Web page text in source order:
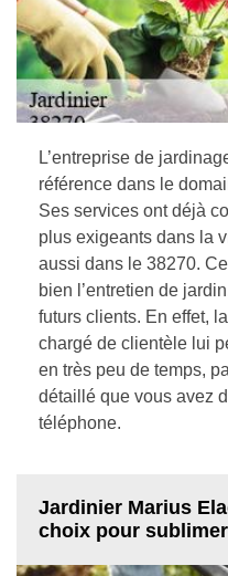
L’entreprise de
référence dans le
Ses services ont déjà
plus exigeants dans la
aussi dans le 38270.
bien l’entretien de
futurs clients. En effet,
chargé de clientèle lui
en très peu de temps,
détaillé que vous avez
téléphone.
Jardinier Marius
choix pour